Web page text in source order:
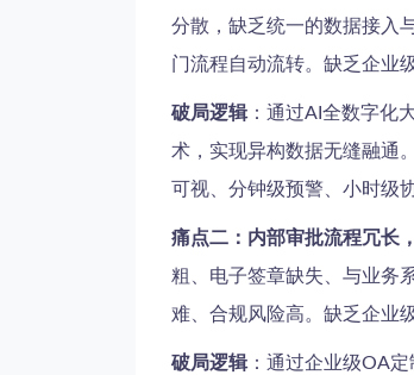
分散，缺乏统一的数据接入
门流程自动流转。缺乏企业
破局逻辑：通过AI全数字化
术，实现异构数据无缝融通
可视、分钟级预警、小时级协
痛点二：内部审批流程冗长
粗、电子签章缺失、与业务
难、合规风险高。缺乏企业
破局逻辑：通过企业级OA